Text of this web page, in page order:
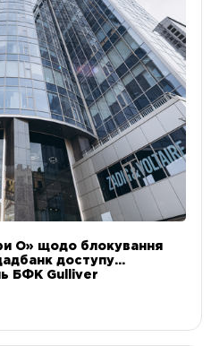
О» щодо блокування
доступу
БФК Gulliver